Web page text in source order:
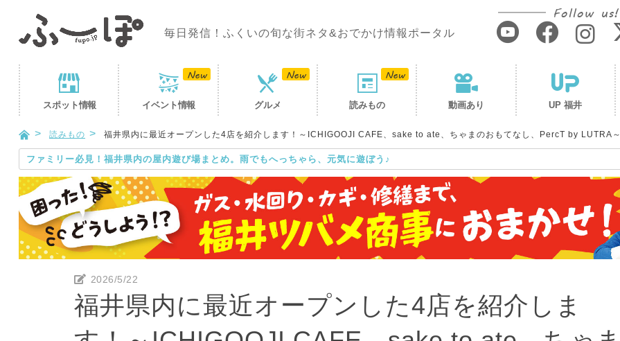
毎日発信！ふくいの旬な街ネタ&おでかけ情報ポータル
Follow us!
スポット情報 イベント情報 グルメ 読みもの 動画あり UP 福井
読みもの 福井県内に最近オープンした4店を紹介します！～ICHIGOOJI CAFE、sake to ate、ちゃまのおもてなし、PercT by LUTRA～
ファミリー必見！福井県内の屋内遊び場まとめ。雨でもへっちゃら、元気に遊ぼう♪
2026/5/22
福井県内に最近オープンした4店を紹介しま